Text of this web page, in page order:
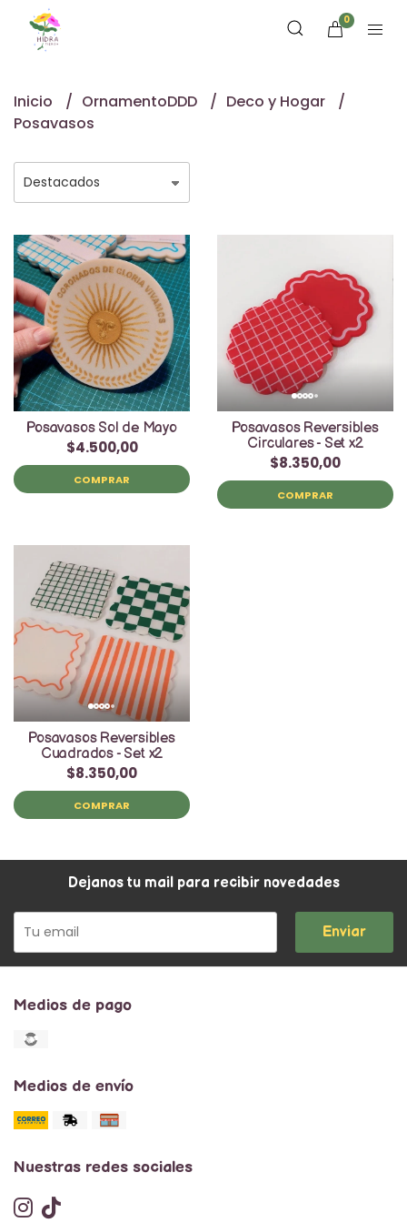
0
Inicio OrnamentoDDD
Deco y Hogar
Posavasos
Posavasos Sol de Mayo
$4.500,00
COMPRAR
Posavasos Reversibles
Circulares - Set x2
$8.350,00
COMPRAR
Posavasos Reversibles
Cuadrados - Set x2
$8.350,00
COMPRAR
Dejanos tu mail para recibir novedades
Enviar
Medios de pago
Medios de envío
Nuestras redes sociales